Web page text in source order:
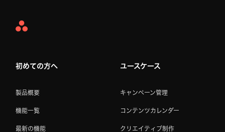
Asana
初めての方へ
製品概要
機能一覧
最新の機能
ユースケース
キャンペーン管理
コンテンツカレンダー
クリエイティブ制作